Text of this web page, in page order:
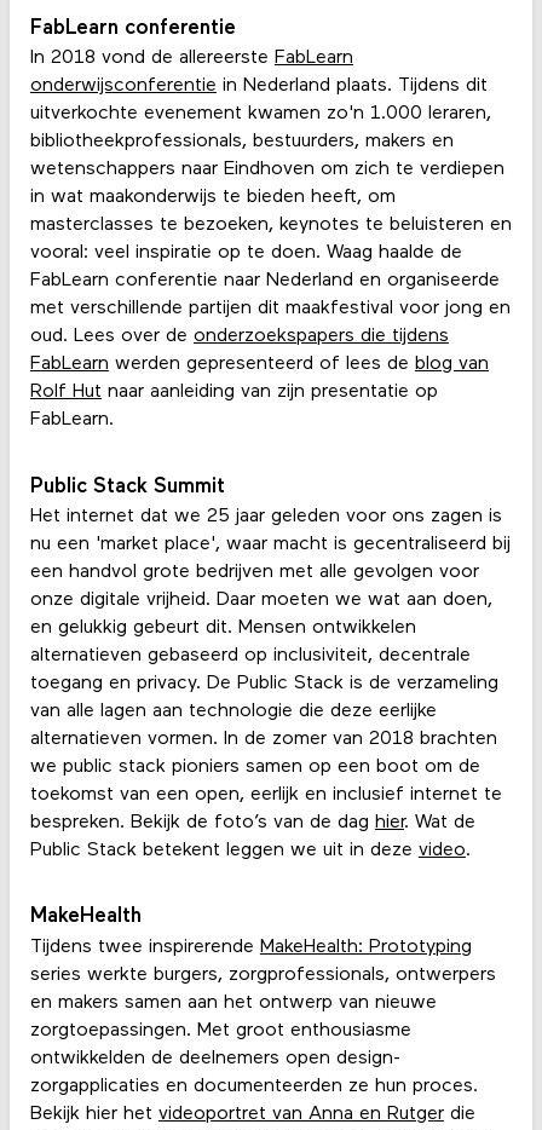
FabLearn conferentie
In 2018 vond de allereerste FabLearn
onderwijsconferentie in Nederland plaats. Tijdens dit
uitverkochte evenement kwamen zo'n 1.000 leraren,
bibliotheekprofessionals, bestuurders, makers en
wetenschappers naar Eindhoven om zich te verdiepen
in wat maakonderwijs te bieden heeft, om
masterclasses te bezoeken, keynotes te beluisteren en
vooral: veel inspiratie op te doen. Waag haalde de
FabLearn conferentie naar Nederland en organiseerde
met verschillende partijen dit maakfestival voor jong en
oud. Lees over de onderzoekspapers die tijdens
FabLearn werden gepresenteerd of lees de blog van
Rolf Hut naar aanleiding van zijn presentatie op
FabLearn.
Public Stack Summit
Het internet dat we 25 jaar geleden voor ons zagen is
nu een 'market place', waar macht is gecentraliseerd bij
een handvol grote bedrijven met alle gevolgen voor
onze digitale vrijheid. Daar moeten we wat aan doen,
en gelukkig gebeurt dit. Mensen ontwikkelen
alternatieven gebaseerd op inclusiviteit, decentrale
toegang en privacy. De Public Stack is de verzameling
van alle lagen aan technologie die deze eerlijke
alternatieven vormen. In de zomer van 2018 brachten
we public stack pioniers samen op een boot om de
toekomst van een open, eerlijk en inclusief internet te
bespreken. Bekijk de foto’s van de dag hier. Wat de
Public Stack betekent leggen we uit in deze video.
MakeHealth
Tijdens twee inspirerende MakeHealth: Prototyping
series werkte burgers, zorgprofessionals, ontwerpers
en makers samen aan het ontwerp van nieuwe
zorgtoepassingen. Met groot enthousiasme
ontwikkelden de deelnemers open design-
zorgapplicaties en documenteerden ze hun proces.
Bekijk hier het videoportret van Anna en Rutgerdie